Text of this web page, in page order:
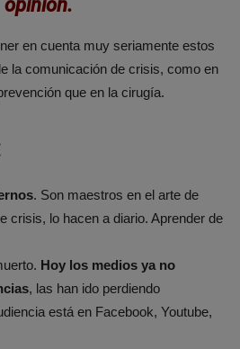
opinión.
en cuenta muy seriamente estos
la comunicación de crisis, como en
que en la cirugía.
. Son maestros en el arte de
crisis, lo hacen a diario. Aprender de
Hoy los medios ya no
, las han ido perdiendo
está en Facebook, Youtube,